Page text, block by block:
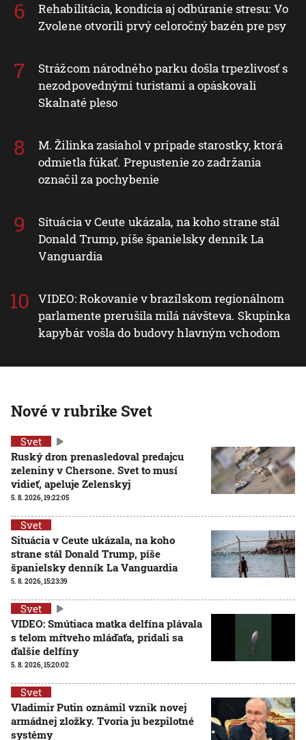
Rehabilitácia, kondícia aj odbúranie stresu: Vo
Zvolene otvorili prvý celoročný bazén pre psy
Strážcom národného parku došla trpezlivosť s
nezodpovednými turistami a opáskovali
Skalnaté pleso
M. Žilinka zasiahol v prípade starostky, ktorá
odmietla fúkať. Prepustenie zo zadržania
označil za pochybenie
Situácia v Ceute ukázala, na koho strane stál
Donald Trump, píše španielsky denník La
Vanguardia
VIDEO: Rokovanie v brazílskom regionálnom
parlamente prerušila milá návšteva. Skupinka
kapybár vošla do budovy hlavným vchodom
Nové v rubrike Svet
Svet
Ruský dron prenasledoval predajcu
zeleniny v Chersone. Svet to musí
vidieť, apeluje Zelenskyj
5. 8. 2026, 19:22:05
Svet
Situácia v Ceute ukázala, na koho
strane stál Donald Trump, píše
španielsky denník La Vanguardia
5. 8. 2026, 15:23:39
Svet
VIDEO: Smútiaca matka delfína plávala
s telom mŕtveho mláďaťa, pridali sa
ďalšie delfíny
5. 8. 2026, 15:20:02
Svet
Vladimir Putin oznámil vznik novej
armádnej zložky. Tvoria ju bezpilotné
systémy